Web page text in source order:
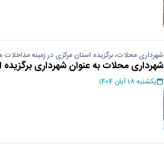
شهرداری محلات، برگزیده استان مرکزی در زمینه
شهرداری محلات به عنوان شهرداری برگزیده
یکشنبه 18 آبان 1404